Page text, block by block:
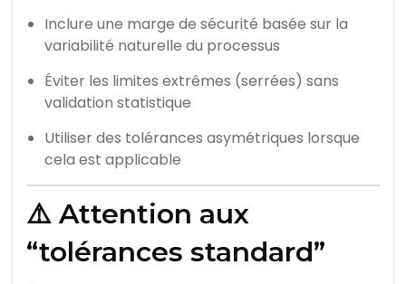
Inclure une marge de sécurité basée sur la
variabilité naturelle du processus
Éviter les limites extrêmes (serrées) sans
validation statistique
Utiliser des tolérances asymétriques lorsque
cela est applicable
⚠️ Attention aux
“tolérances standard”